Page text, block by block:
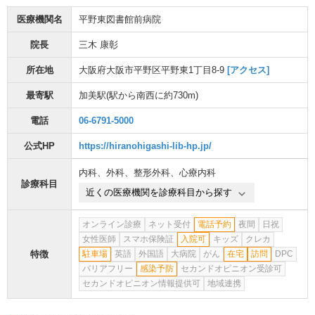
医療機関名 平野東図書館前病院
院長 三木 康彰
所在地 大阪府大阪市平野区平野東1丁目8-9 [アクセス]
最寄駅 加美駅(駅から南西に約730m)
電話 06-6791-5000
公式HP https://hiranohigashi-lib-hp.jp/
診療科目
内科、 外科、 整形外科、 心療内科
近くの医療機関を診療科目から探す
特徴
オンライン診療 ネット受付 電話予約 夜間
日祝
女性医師
スマホ保険証 入院可 キッズ
クレカ
駐車場
英語 外国語 大病院 がん 在宅 訪問
DPC
バリアフリー
感染予防
セカンドオピニオン受診可
セカンドオピニオン情報提供可
地域連携